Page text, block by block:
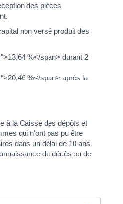
des pièces
non versé produit des
%</span> durant 2
%</span> après la
à la Caisse des dépôts et
qui n'ont pas pu être
dans un délai de 10 ans
du décès ou de